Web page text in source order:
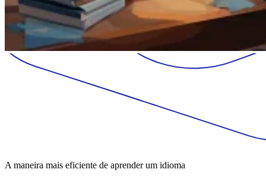
A maneira mais eficiente de aprender um idioma